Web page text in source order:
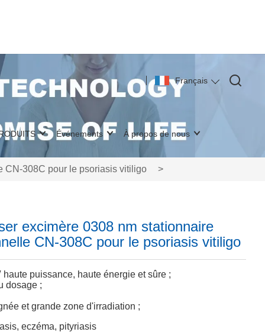
Français
Événements À propos de nous
CN-308C pour le psoriasis vitiligo >
excimère 0308 nm stationnaire
CN-308C pour le psoriasis vitiligo
puissance, haute énergie et sûre ;
dosage ;
et grande zone d'irradiation ;
eczéma, pityriasis